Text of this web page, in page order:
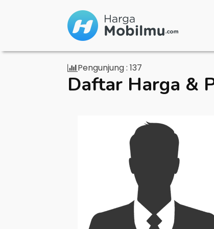
Pengunjung : 137
Daftar Harga &